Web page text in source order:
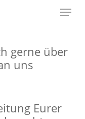
Menu
gerne über
uns
Eurer